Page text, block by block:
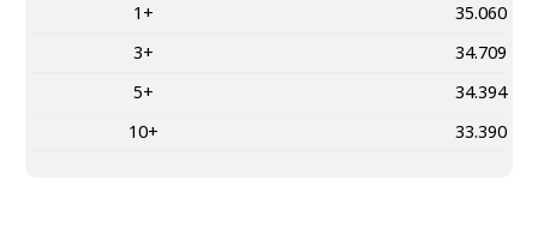
1+
35.060
3+
34.709
5+
34.394
10+
33.390